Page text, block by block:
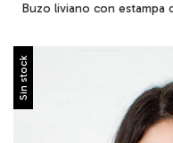
Buzo liviano con estampa
Sin stock